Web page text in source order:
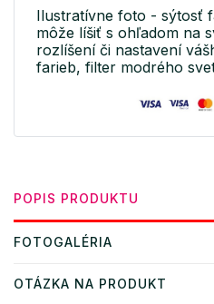
Ilustratívne foto - sýtosť
môže líšiť s ohľadom na
rozlíšení či nastavení
farieb, filter modrého
POPIS PRODUKTU
FOTOGALÉRIA
OTÁZKA NA PRODUKT